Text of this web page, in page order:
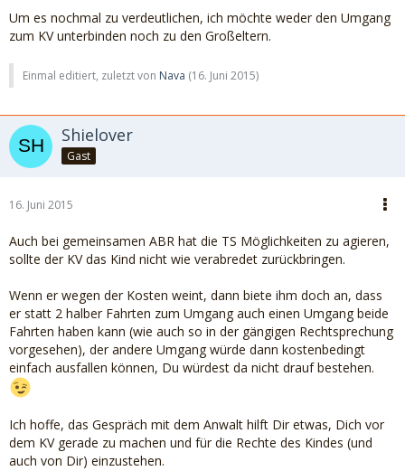
Um es nochmal zu verdeutlichen, ich möchte weder den Umgang
zum KV unterbinden noch zu den Großeltern.
Einmal editiert, zuletzt von Nava (16. Juni 2015)
Shielover
Gast
16. Juni 2015
Auch bei gemeinsamen ABR hat die TS Möglichkeiten zu agieren,
sollte der KV das Kind nicht wie verabredet zurückbringen.
Wenn er wegen der Kosten weint, dann biete ihm doch an, dass
er statt 2 halber Fahrten zum Umgang auch einen Umgang beide
Fahrten haben kann (wie auch so in der gängigen Rechtsprechung
vorgesehen), der andere Umgang würde dann kostenbedingt
einfach ausfallen können, Du würdest da nicht drauf bestehen.
Ich hoffe, das Gespräch mit dem Anwalt hilft Dir etwas, Dich vor
dem KV gerade zu machen und für die Rechte des Kindes (und
auch von Dir) einzustehen.